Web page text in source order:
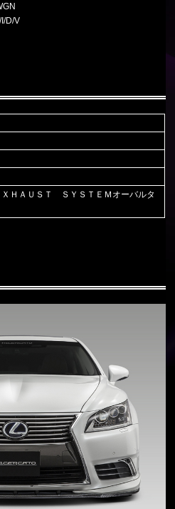
D/V
ＨＡＵＳＴ ＳＹＳＴＥＭオーバルタ